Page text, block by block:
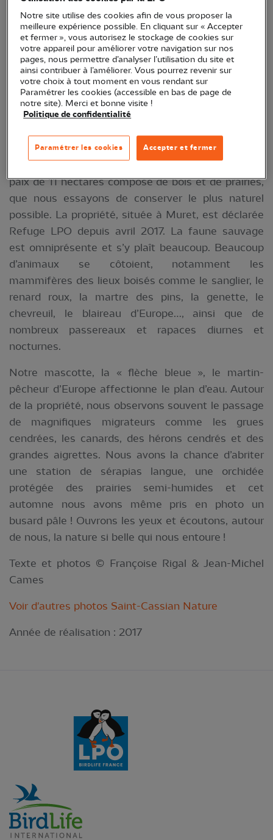
Martin-pêcheur d'Europe (Alcedo atthis) © St
Cassian nature
A vingt minutes de Toulouse se trouve un havre de
paix de 11 hectares composé de bois et de prairies,
que nous essayons de conserver le plus naturel
possible. La propriété, située à Muret, est déclarée
Refuge LPO depuis avril 2017. La faune sauvage
est omniprésente et s’y plaît beaucoup. Beaucoup
d’animaux se côtoient, notamment les
mammifères des lieux boisés comme le sanglier, le
renard roux, la martre des pins, la genette, le
chevreuil, le blaireau d’Europe…, ainsi que de
nombreux passereaux et rapaces diurnes et
nocturnes.
Notre mascotte, la « flèche bleue », le martin-
pêcheur d’Europe affectionne le plan d’eau. Autour
de la propriété, nous observons souvent le passage
de magnifiques migrateurs comme les grues
cendrées, les canards, des hérons cendrés et des
grandes aigrettes. Nous avons la chance d’abriter
une station de sérapias langue, une orchidée
protégée des prairies semi-humides et cet
automne nous avons même pris en photo un
busard pâle ! Ouvrons les yeux et écoutons, autour
de nous, la nature si belle qui nous entoure !
Texte et photos © Françoise Rigal & Jean-Michel
Cames
Voir d'autres photos Saint-Cassian Nature
Année de réalisation : 2017
Notre site utilise des cookies afin de vous proposer la
meilleure expérience possible. En cliquant sur « Accepter
et fermer », vous autorisez le stockage de cookies sur
votre appareil pour améliorer votre navigation sur nos
pages, nous permettre d’analyser l’utilisation du site et
ainsi contribuer à l’améliorer. Vous pourrez revenir sur
votre choix à tout moment en vous rendant sur
Paramétrer les cookies (accessible en bas de page de
notre site). Merci et bonne visite !
Politique de confidentialité
Accepter et fermer
Paramétrer les cookies